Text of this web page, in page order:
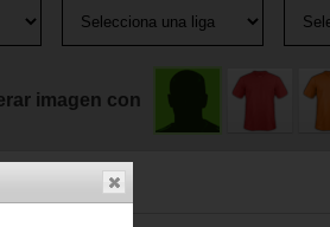
imagen con